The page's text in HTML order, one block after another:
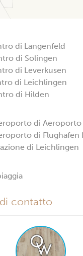
di Langenfeld
di Solingen
di Leverkusen
di Leichlingen
di Hilden
di
di Flughafen
di Leichlingen
contatto